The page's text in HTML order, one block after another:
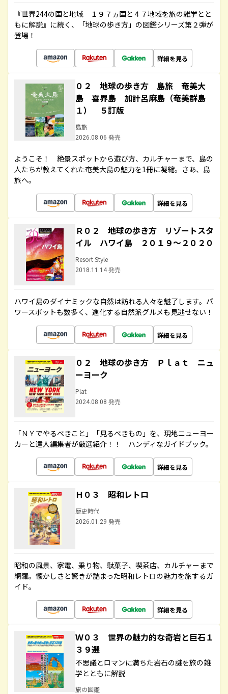
『世界244の国と地域 １９７ヵ国と４７地域を旅の雑学とと
もに解説』に続く、「地球の歩き方」の図鑑シリーズ第２弾が
登場！
詳細を見る
０２ 地球の歩き方 島旅 奄美大
島 喜界島 加計呂麻島（奄美群島
１） ５訂版
島旅
2026.08.06 発売
ようこそ！ 絶景スポットから遊び方、カルチャーまで、島の
人たちが教えてくれた奄美大島の魅力を1冊に凝縮。さあ、島
旅へ。
詳細を見る
Ｒ０２ 地球の歩き方 リゾートスタ
イル ハワイ島 ２０１９～２０２０
Resort Style
2018.11.14 発売
ハワイ島のダイナミックな自然は訪れる人々を魅了します。パ
ワースポットも数多く、進化する自然派グルメも見逃せない！
詳細を見る
０２ 地球の歩き方 Ｐｌａｔ ニュ
ーヨーク
Plat
2024.08.08 発売
「ＮＹでやるべきこと」「見るべきもの」を、現地ニューヨー
カーと達人編集者が厳選紹介！！ ハンディなガイドブック。
詳細を見る
Ｈ０３ 昭和レトロ
歴史時代
2026.01.29 発売
昭和の風景、家電、乗り物、駄菓子、喫茶店、カルチャーまで
網羅。懐かしさと驚きが詰まった昭和レトロの魅力を旅するガ
イド。
詳細を見る
Ｗ０３ 世界の魅力的な奇岩と巨石１
３９選
不思議とロマンに満ちた岩石の謎を旅の雑
学とともに解説
旅の図鑑